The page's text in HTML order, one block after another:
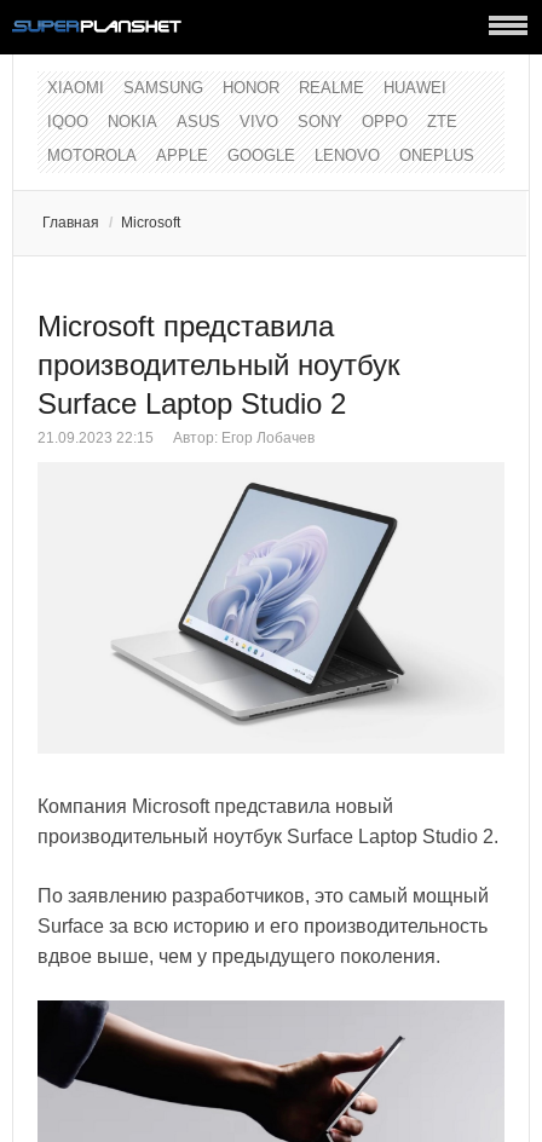
XIAOMI SAMSUNG HONOR REALME
HUAWEI
IQOO
NOKIA ASUS VIVO SONY OPPO
ZTE
MOTOROLA
APPLE GOOGLE LENOVO ONEPLUS
Главная / Microsoft
Microsoft представила
производительный ноутбук
Surface Laptop Studio 2
21.09.2023 22:15 Автор: Егор Лобачев
Компания Microsoft представила новый
производительный ноутбук Surface Laptop Studio 2.
По заявлению разработчиков, это самый мощный
Surface за всю историю и его производительность
вдвое выше, чем у предыдущего поколения.